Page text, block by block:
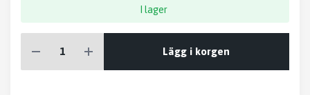
I lager
Lägg i korgen